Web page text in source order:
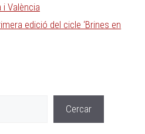
i València
edició del cicle ‘Brines en
Cercar